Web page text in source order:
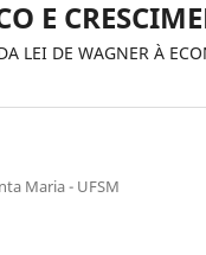
E
LEI DE WAGNER À
Maria - UFSM